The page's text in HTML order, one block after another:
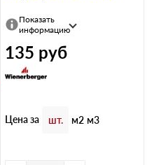
Показать
информацию
135 руб
Цена за шт. м2 м3